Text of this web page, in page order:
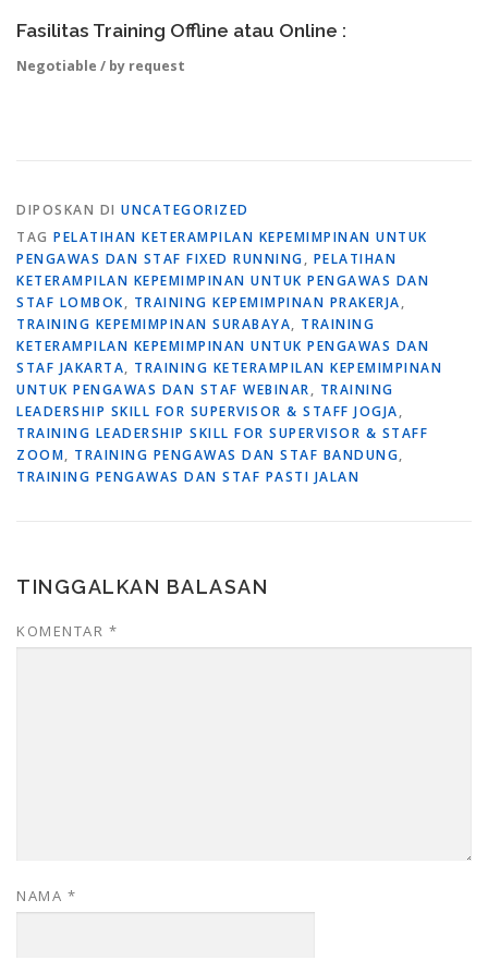
Fasilitas Training Offline atau Online :
Negotiable / by request
DIPOSKAN DI UNCATEGORIZED
TAG PELATIHAN KETERAMPILAN KEPEMIMPINAN UNTUK
PENGAWAS DAN STAF FIXED RUNNING, PELATIHAN
KETERAMPILAN KEPEMIMPINAN UNTUK PENGAWAS DAN
STAF LOMBOK, TRAINING KEPEMIMPINAN PRAKERJA,
TRAINING KEPEMIMPINAN SURABAYA, TRAINING
KETERAMPILAN KEPEMIMPINAN UNTUK PENGAWAS DAN
STAF JAKARTA, TRAINING KETERAMPILAN KEPEMIMPINAN
UNTUK PENGAWAS DAN STAF WEBINAR, TRAINING
LEADERSHIP SKILL FOR SUPERVISOR & STAFF JOGJA,
TRAINING LEADERSHIP SKILL FOR SUPERVISOR & STAFF
ZOOM, TRAINING PENGAWAS DAN STAF BANDUNG,
TRAINING PENGAWAS DAN STAF PASTI JALAN
TINGGALKAN BALASAN
KOMENTAR *
NAMA *